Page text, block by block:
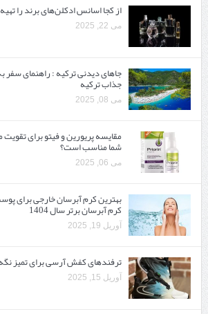
از کجا اسانس ادکلن‌های برند را
می 22, 2025
جاهای دیدنی ترکیه : راهنمای
جذاب ترکیه
می 08, 2025
مقایسه پریورین و فیتو برای
شما مناسب است؟
می 06, 2025
بهترین کرم آبرسان خارجی برای
کرم آبرسان برتر سال 1404
آوریل 19, 2025
ترفندهای کفش آرسی برای تمیز
آوریل 15, 2025